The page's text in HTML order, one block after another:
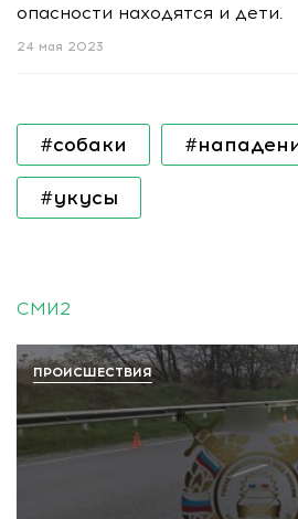
опасности находятся и дети.
24 мая 2023
#собаки
#укусы
СМИ2
ПРОИСШЕСТВИЯ